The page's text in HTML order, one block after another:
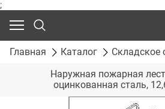
;
Главная Каталог Складское
Наружная пожарная
оцинкованная сталь,